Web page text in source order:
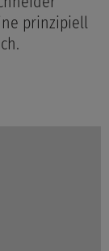
prinzipiell